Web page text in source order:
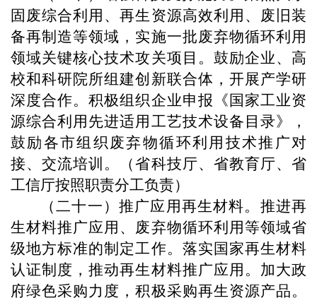
固废综合利用、再生资源高效利用、废旧装
备再制造等领域，实施一批废弃物循环利用
领域关键核心技术攻关项目。鼓励企业、高
校和科研院所组建创新联合体，开展产学研
深度合作。积极组织企业申报《国家工业资
源综合利用先进适用工艺技术设备目录》，
鼓励各市组织废弃物循环利用技术推广对
接、交流培训。（省科技厅、省教育厅、省
工信厅按照职责分工负责）
（二十一）推广应用再生材料。推进再
生材料推广应用、废弃物循环利用等领域省
级地方标准的制定工作。落实国家再生材料
认证制度，推动再生材料推广应用。加大政
府绿色采购力度，积极采购再生资源产品。